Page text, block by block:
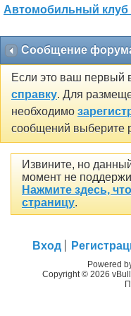
Автомобильный клуб
Сообщение
Если это ваш первый
справку. Для
необходимо
сообщений выберите
Извините, но
момент не
Нажмите здесь,
страницу.
Вход
Powered
Copyright © 2026